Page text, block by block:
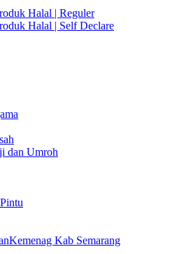
Halal | Reguler
Halal | Self Declare
dan Umroh
Kab Semarang